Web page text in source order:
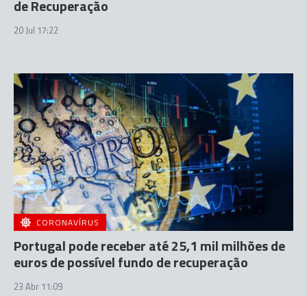
de Recuperação
20 Jul 17:22
CORONAVÍRUS
Portugal pode receber até 25,1 mil milhões de
euros de possível fundo de recuperação
23 Abr 11:09